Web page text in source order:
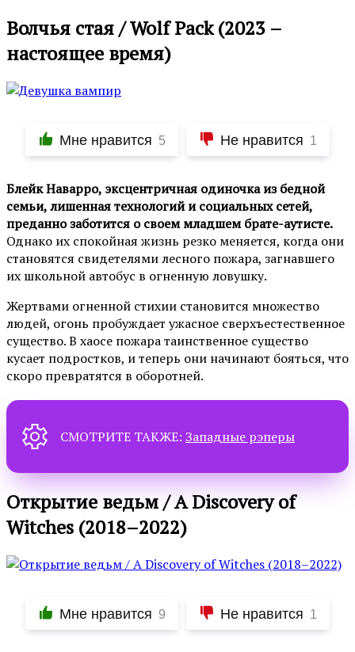
Волчья стая / Wolf Pack (2023 –
настоящее время)
Мне нравится 5 Не нравится 1
Блейк Наварро, эксцентричная одиночка из бедной
семьи, лишенная технологий и социальных сетей,
преданно заботится о своем младшем брате-аутисте.
Однако их спокойная жизнь резко меняется, когда они
становятся свидетелями лесного пожара, загнавшего
их школьной автобус в огненную ловушку.
Жертвами огненной стихии становится множество
людей, огонь пробуждает ужасное сверхъестественное
существо. В хаосе пожара таинственное существо
кусает подростков, и теперь они начинают бояться, что
скоро превратятся в оборотней.
СМОТРИТЕ ТАКЖЕ: Западные рэперы
Открытие ведьм / A Discovery of
Witches (2018–2022)
Мне нравится 9 Не нравится 1